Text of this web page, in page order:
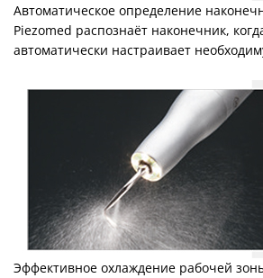
Автоматическое определение
Piezomed распознаёт наконечник,
автоматически настраивает
Эффективное охлаждение рабочей